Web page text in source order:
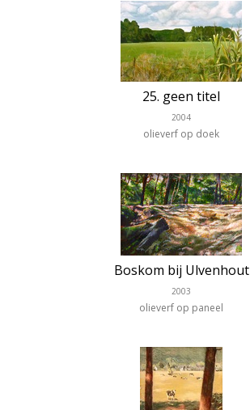
25. geen titel
2004
olieverf op doek
Boskom bij Ulvenhout
2003
olieverf op paneel